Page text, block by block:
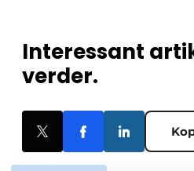
Interessant
verder.